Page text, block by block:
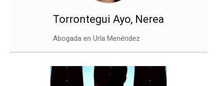
Torrontegui Ayo, Nerea
Abogada en Uría Menéndez